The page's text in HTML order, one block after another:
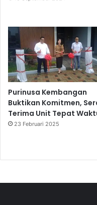
Purinusa Kembangan
Buktikan Komitmen,
Terima Unit Tepat
23 Februari 2025